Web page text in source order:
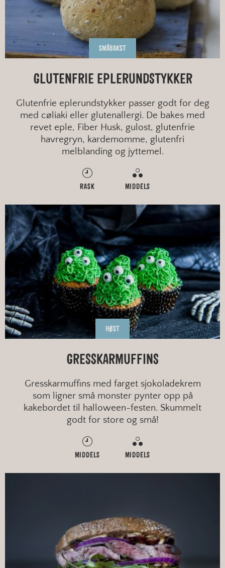
SMÅBAKST
GLUTENFRIE EPLERUNDSTYKKER
Glutenfrie eplerundstykker passer godt for deg
med cøliaki eller glutenallergi. De bakes med
revet eple, Fiber Husk, gulost, glutenfrie
havregryn, kardemomme, glutenfri
melblanding og jyttemel.
RASK MIDDELS
HØST
GRESSKARMUFFINS
Gresskarmuffins med farget sjokoladekrem
som ligner små monster pynter opp på
kakebordet til halloween-festen. Skummelt
godt for store og små!
MIDDELS MIDDELS